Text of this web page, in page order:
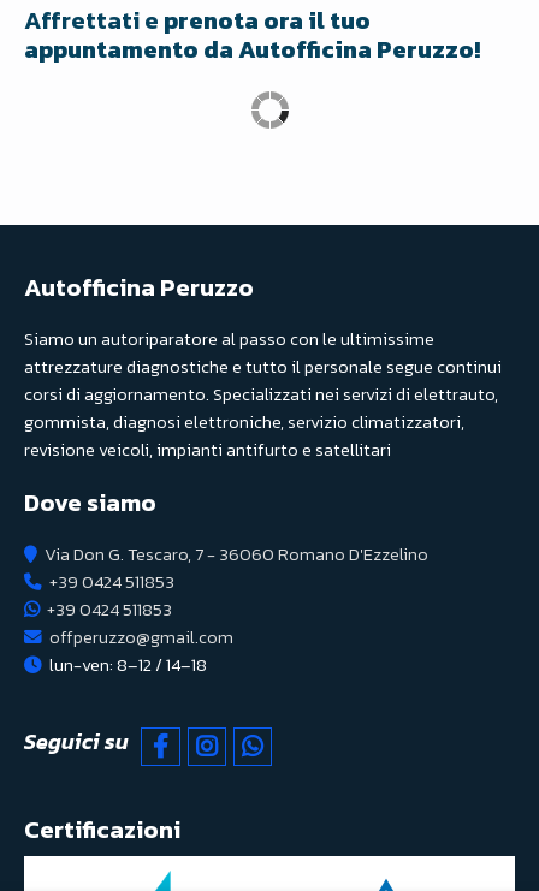
Affrettati e prenota ora il tuo
appuntamento da Autofficina Peruzzo!
Autofficina Peruzzo
Siamo un autoriparatore al passo con le ultimissime
attrezzature diagnostiche e tutto il personale segue continui
corsi di aggiornamento. Specializzati nei servizi di elettrauto,
gommista, diagnosi elettroniche, servizio climatizzatori,
revisione veicoli, impianti antifurto e satellitari
Dove siamo
Via Don G. Tescaro, 7 - 36060 Romano D'Ezzelino
+39 0424 511853
+39 0424 511853
offperuzzo@gmail.com
lun-ven: 8–12 / 14–18
Seguici su
Certificazioni